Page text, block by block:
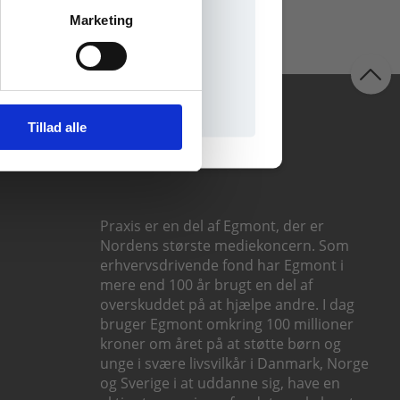
Marketing
Tillad alle
Praxis er en del af Egmont, der er
Nordens største mediekoncern. Som
erhvervsdrivende fond har Egmont i
mere end 100 år brugt en del af
overskuddet på at hjælpe andre. I dag
bruger Egmont omkring 100 millioner
kroner om året på at støtte børn og
unge i svære livsvilkår i Danmark, Norge
og Sverige i at uddanne sig, have en